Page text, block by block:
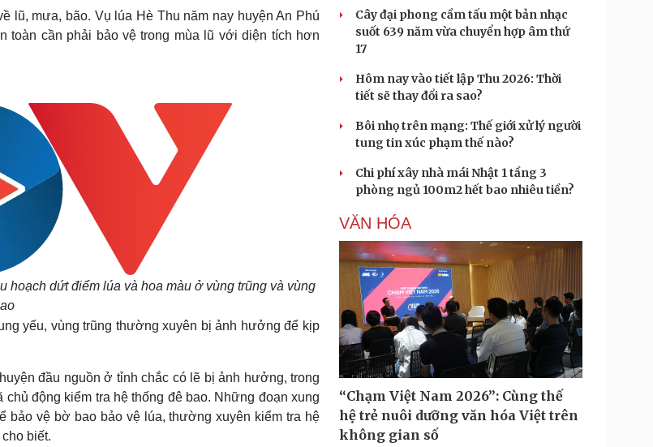
Thời trang
Sao Việt
Săn Tour
Đọc truyện đêm khuya
Cửa sổ tình yêu
lũ, mưa, bão. Vụ lúa Hè Thu năm nay huyện An Phú
toàn cần phải bảo vệ trong mùa lũ với diện tích hơn
dứt điểm lúa và hoa màu ở vùng trũng và vùng
yếu, vùng trũng thường xuyên bị ảnh hưởng để kịp
đầu nguồn ở tỉnh chắc có lẽ bị ảnh hưởng, trong
động kiểm tra hệ thống đê bao. Những đoạn xung
bảo vệ bờ bao bảo vệ lúa, thường xuyên kiểm tra hệ
biết.
Cây đại phong cầm tấu một bản nhạc
suốt 639 năm vừa chuyển hợp âm thứ
17
Hôm nay vào tiết lập Thu 2026: Thời
tiết sẽ thay đổi ra sao?
Bôi nhọ trên mạng: Thế giới xử lý người
tung tin xúc phạm thế nào?
Chi phí xây nhà mái Nhật 1 tầng 3
phòng ngủ 100m2 hết bao nhiêu tiền?
VĂN HÓA
“Chạm Việt Nam 2026”: Cùng thế
hệ trẻ nuôi dưỡng văn hóa Việt trên
không gian số